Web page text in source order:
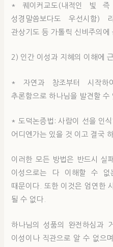
* 퀘이커교도(내적인 빛
성경말씀보다도 우선시함)
관상기도 등 가톨릭 신비주의에
2) 인간 이성과 지혜의 이해에
* 자연과 창조부터 시작하
추론함으로 하나님을 발견할 수
* 도덕논증법: 사람이 선을 인
어디엔가는 있을 것 이고 결국
이러한 모든 방법은 반드시 실
이성으로는 다 이해할 수 없
때문이다. 또한 이것은 엄연한
될 수 없다.
하나님의 성품의 완전하심과
이성이나 직관으로 알 수 없으